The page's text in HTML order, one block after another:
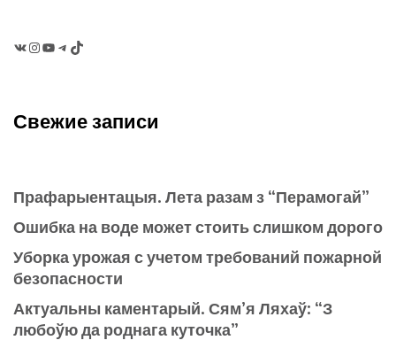
Instagram
YouTubeTelegram
TikTok
Свежие записи
Прафарыентацыя. Лета разам з “Перамогай”
Ошибка на воде может стоить слишком дорого
Уборка урожая с учетом требований пожарной
безопасности
Актуальны каментарый. Сям’я Ляхаў: “З
любоўю да роднага куточка”